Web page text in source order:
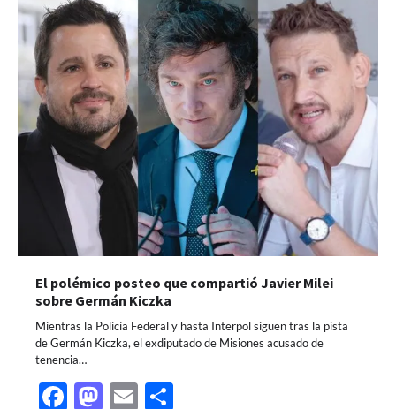
El polémico posteo que compartió Javier Milei
sobre Germán Kiczka
Mientras la Policía Federal y hasta Interpol siguen tras la pista
de Germán Kiczka, el exdiputado de Misiones acusado de
tenencia…
Facebook
Mastodon
Email